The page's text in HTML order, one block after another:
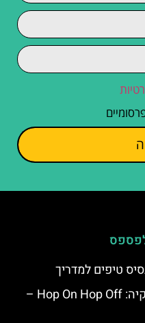
טיפים למדריך
אוטובוס התיירים של צ'יוויטווקיה: Hop On Hop Off –